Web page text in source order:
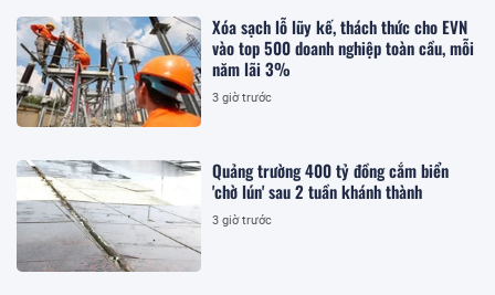
Xóa sạch lỗ lũy kế, thách thức cho EVN
vào top 500 doanh nghiệp toàn cầu, mỗi
năm lãi 3%
3 giờ trước
Quảng trường 400 tỷ đồng cắm biển
'chờ lún' sau 2 tuần khánh thành
3 giờ trước